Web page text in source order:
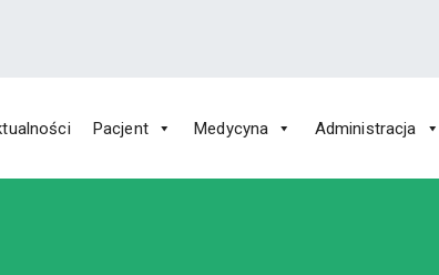
Św. Rafała w Czerwonej Górze
Rafała w Czerwonej Górze
Pacjent Medycyna Administracja